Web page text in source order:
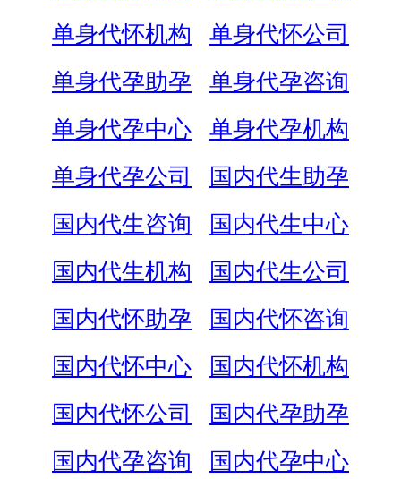
单身代怀机构
单身代怀公司
单身代孕助孕
单身代孕咨询
单身代孕中心
单身代孕机构
单身代孕公司
国内代生助孕
国内代生咨询
国内代生中心
国内代生机构
国内代生公司
国内代怀助孕
国内代怀咨询
国内代怀中心
国内代怀机构
国内代怀公司
国内代孕助孕
国内代孕咨询
国内代孕中心